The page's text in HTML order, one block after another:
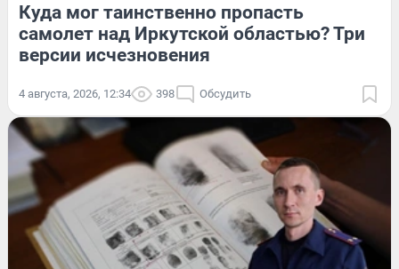
Куда мог таинственно пропасть
самолет над Иркутской областью? Три
версии исчезновения
4 августа, 2026, 12:34 398 Обсудить